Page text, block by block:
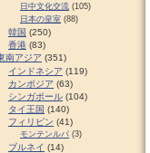
日中文化交流 (105)
日本の皇室 (88)
韓国 (250)
香港 (83)
南アジア (351)
インドネシア (119)
カンボジア (63)
シンガポール (104)
タイ王国 (140)
フィリピン (41)
モンテンルパ (3)
ブルネイ (14)